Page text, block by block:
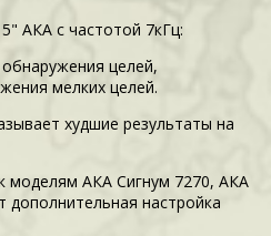
АКА с частотой 7кГц:
целей,
мелких целей.
худшие результаты на
моделям АКА Сигнум 7270, АКА
настройка